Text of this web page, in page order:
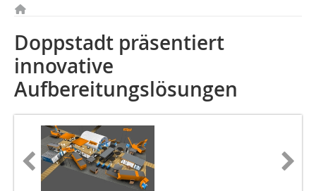
Doppstadt präsentiert
innovative
Aufbereitungslösungen